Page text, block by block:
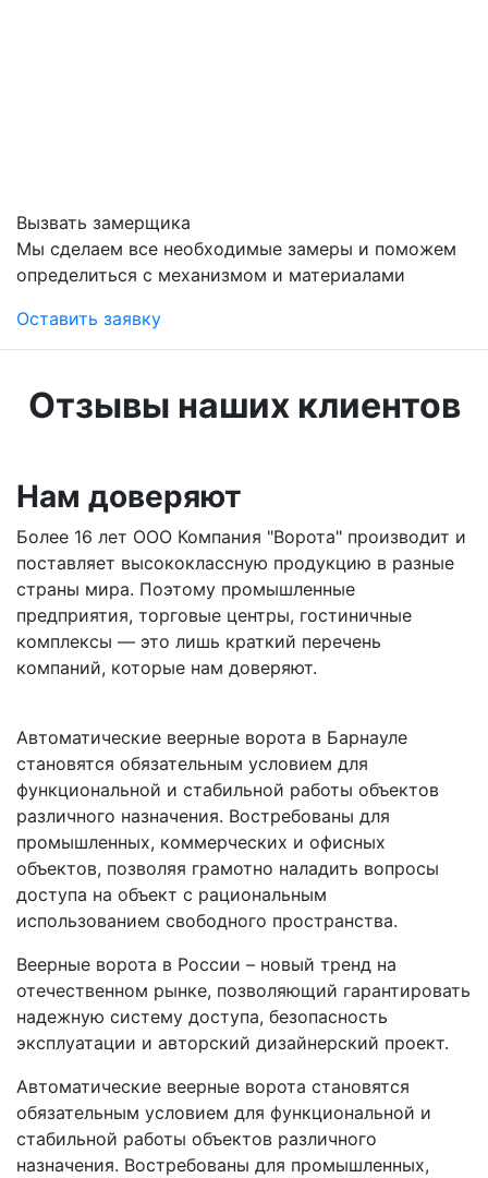
Вызвать замерщика
Мы сделаем все необходимые замеры и поможем
определиться с механизмом и материалами
Оставить заявку
Отзывы наших клиентов
Нам доверяют
Более 16 лет ООО Компания "Ворота" производит и
поставляет высококлассную продукцию в разные
страны мира. Поэтому промышленные
предприятия, торговые центры, гостиничные
комплексы — это лишь краткий перечень
компаний, которые нам доверяют.
Автоматические веерные ворота в Барнауле
становятся обязательным условием для
функциональной и стабильной работы объектов
различного назначения. Востребованы для
промышленных, коммерческих и офисных
объектов, позволяя грамотно наладить вопросы
доступа на объект с рациональным
использованием свободного пространства.
Веерные ворота в России – новый тренд на
отечественном рынке, позволяющий гарантировать
надежную систему доступа, безопасность
эксплуатации и авторский дизайнерский проект.
Автоматические веерные ворота становятся
обязательным условием для функциональной и
стабильной работы объектов различного
назначения. Востребованы для промышленных,